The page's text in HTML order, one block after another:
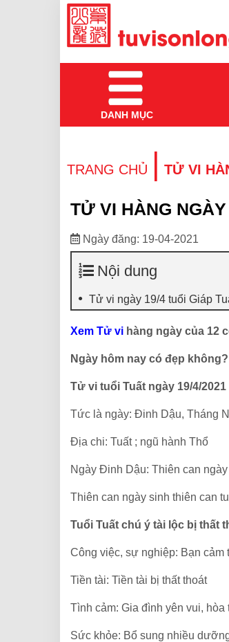
DANH MỤC
TRANG CHỦ | TỬ VI
TỬ VI HÀNG
Ngày đăng: 19-04-2021
Nội dung
Tử vi ngày 19/4 tuổi Giáp
Xem Tử vi hàng ngày của 12
Ngày hôm nay có đẹp không?
Tử vi tuổi Tuất ngày 19/4/
Tức là ngày: Đinh Dậu, Tháng
Địa chi: Tuất ; ngũ hành Thổ
Ngày Đinh Dậu: Thiên can
Thiên can ngày sinh thiên can
Tuổi Tuất chú ý tài lộc bị thất
Công việc, sự nghiệp: Bạn
Tiền tài: Tiền tài bị thất thoát
Tình cảm: Gia đình yên vui,
Sức khỏe: Bổ sung nhiều